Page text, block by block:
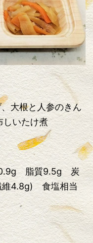
大根と人参のきん
しいたけ煮
脂質9.5g 炭
維4.8g) 食塩相当